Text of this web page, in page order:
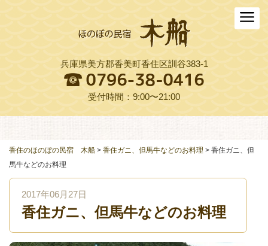
兵庫県美方郡香美町香住区訓谷383-1
受付時間：9:00〜21:00
交通アクセス
よくある質問
お役立ちリンク集
ご予約プラン一覧
香住のほのぼの民宿 木船 > 香住ガニ、但馬牛などのお料理 > 香住ガニ、但
馬牛などのお料理
2017年06月27日
香住ガニ、但馬牛などのお料理